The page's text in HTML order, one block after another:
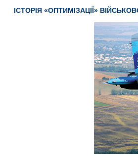
ІСТОРІЯ «ОПТИМІЗАЦІЇ»